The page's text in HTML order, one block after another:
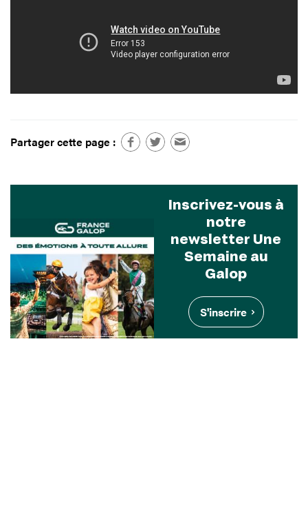
Partager cette page :
Inscrivez-vous à
notre
newsletter Une
Semaine au
Galop
S'inscrire